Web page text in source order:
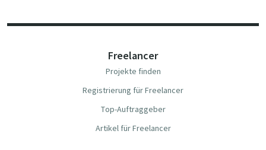
Freelancer
Projekte finden
Registrierung für Freelancer
Top-Auftraggeber
Artikel für Freelancer